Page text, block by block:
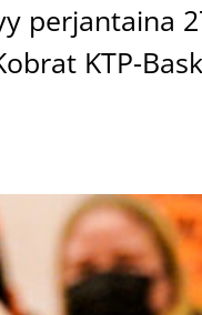
perjantaina
KTP-